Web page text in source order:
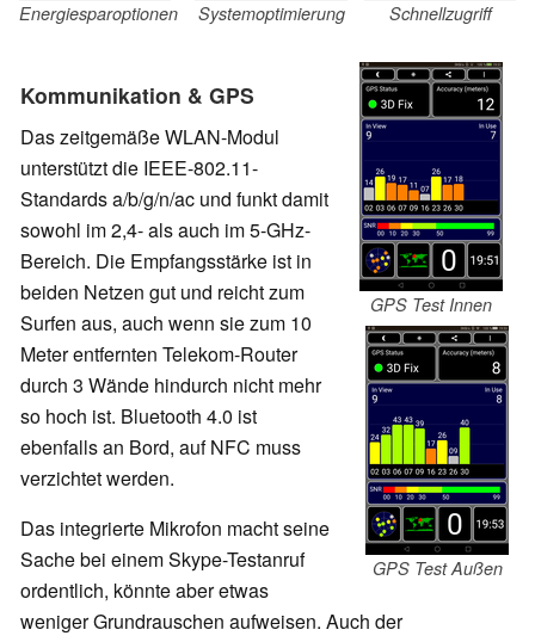
Energiesparoptionen Systemoptimierung Schnellzugriff
GPS Test Innen
GPS Test Außen
Kommunikation & GPS
Das zeitgemäße WLAN-Modul
unterstützt die IEEE-802.11-
Standards a/b/g/n/ac und funkt damit
sowohl im 2,4- als auch im 5-GHz-
Bereich. Die Empfangsstärke ist in
beiden Netzen gut und reicht zum
Surfen aus, auch wenn sie zum 10
Meter entfernten Telekom-Router
durch 3 Wände hindurch nicht mehr
so hoch ist. Bluetooth 4.0 ist
ebenfalls an Bord, auf NFC muss
verzichtet werden.
Das integrierte Mikrofon macht seine
Sache bei einem Skype-Testanruf
ordentlich, könnte aber etwas
weniger Grundrauschen aufweisen. Auch der